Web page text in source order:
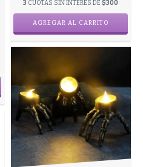
3 CUOTAS SIN INTERÉS DE $300